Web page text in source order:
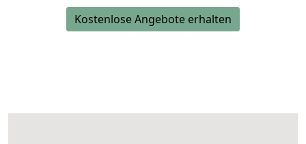
Kostenlose Angebote erhalten